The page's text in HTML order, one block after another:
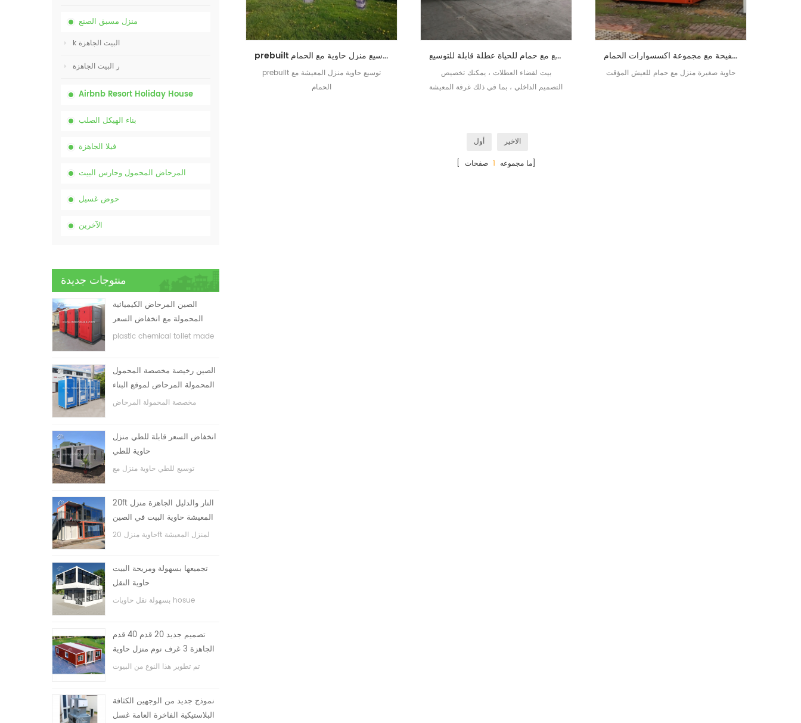
منزل مسبق الصنع
k البيت الجاهزة
ر البيت الجاهزة
Airbnb Resort Holiday House
بناء الهيكل الصلب
فيلا الجاهزة
المرحاض المحمول وحارس البيت
حوض غسيل
الآخرين
منتوجات جديدة
الصين المرحاض الكيميائية
المحمولة مع انخفاض السعر
plastic chemical toilet made
الصين رخيصة مخصصة المحمول
المحمولة المرحاض لموقع البناء
مخصصة المحمولة المرحاض
انخفاض السعر قابلة للطي منزل
حاوية للطي
توسيع للطي حاوية منزل مع
20ft النار والدليل الجاهزة منزل
المعيشة حاوية البيت في الصين
حاوية منزل 20ft لمنزل المعيشة
تجميعها بسهولة ومريحة البيت
حاوية النقل
بسهولة نقل حاويات hosue
تصميم جديد 20 قدم 40 قدم
الجاهزة 3 غرف نوم منزل حاوية
قابلة للتوسيع صغيرة
تم تطوير هذا النوع من البيوت
كهربائي.
نموذج جديد من الوجهين الكثافة
البلاستيكية الفاخرة العامة غسل
prebuilt غرفتين نوم قابلة للتوسيع منزل حاوية مع الحمام
prebuilt توسيع حاوية منزل المعيشة مع
الحمام
منزل حاوية قابلة للتوسيع مع حمام للحياة عطلة قابلة للتوسيع
بيت لقضاء العطلات ، يمكنك تخصيص
التصميم الداخلي ، بما في ذلك غرفة المعيشة
منزل حاوية صفيحة مع مجموعة اكسسوارات الحمام
حاوية صغيرة منزل مع حمام للعيش المؤقت
أول
الاخير
[ ما مجموعه 1 صفحات]